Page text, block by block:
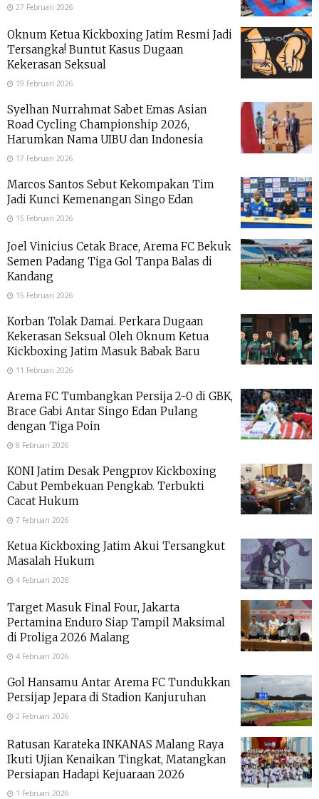
27 Februari 2026
Oknum Ketua Kickboxing Jatim Resmi Jadi
Tersangka! Buntut Kasus Dugaan
Kekerasan Seksual
19 Februari 2026
Syelhan Nurrahmat Sabet Emas Asian
Road Cycling Championship 2026,
Harumkan Nama UIBU dan Indonesia
17 Februari 2026
Marcos Santos Sebut Kekompakan Tim
Jadi Kunci Kemenangan Singo Edan
15 Februari 2026
Joel Vinicius Cetak Brace, Arema FC Bekuk
Semen Padang Tiga Gol Tanpa Balas di
Kandang
15 Februari 2026
Korban Tolak Damai. Perkara Dugaan
Kekerasan Seksual Oleh Oknum Ketua
Kickboxing Jatim Masuk Babak Baru
11 Februari 2026
Arema FC Tumbangkan Persija 2-0 di GBK,
Brace Gabi Antar Singo Edan Pulang
dengan Tiga Poin
8 Februari 2026
KONI Jatim Desak Pengprov Kickboxing
Cabut Pembekuan Pengkab. Terbukti
Cacat Hukum
7 Februari 2026
Ketua Kickboxing Jatim Akui Tersangkut
Masalah Hukum
4 Februari 2026
Target Masuk Final Four, Jakarta
Pertamina Enduro Siap Tampil Maksimal
di Proliga 2026 Malang
4 Februari 2026
Gol Hansamu Antar Arema FC Tundukkan
Persijap Jepara di Stadion Kanjuruhan
2 Februari 2026
Ratusan Karateka INKANAS Malang Raya
Ikuti Ujian Kenaikan Tingkat, Matangkan
Persiapan Hadapi Kejuaraan 2026
1 Februari 2026